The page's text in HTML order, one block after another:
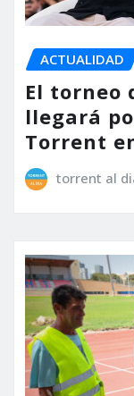
ACTUALIDAD
El torneo
llegará
Torrent
torrent al